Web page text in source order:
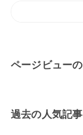
ページビュー
過去の人気記事